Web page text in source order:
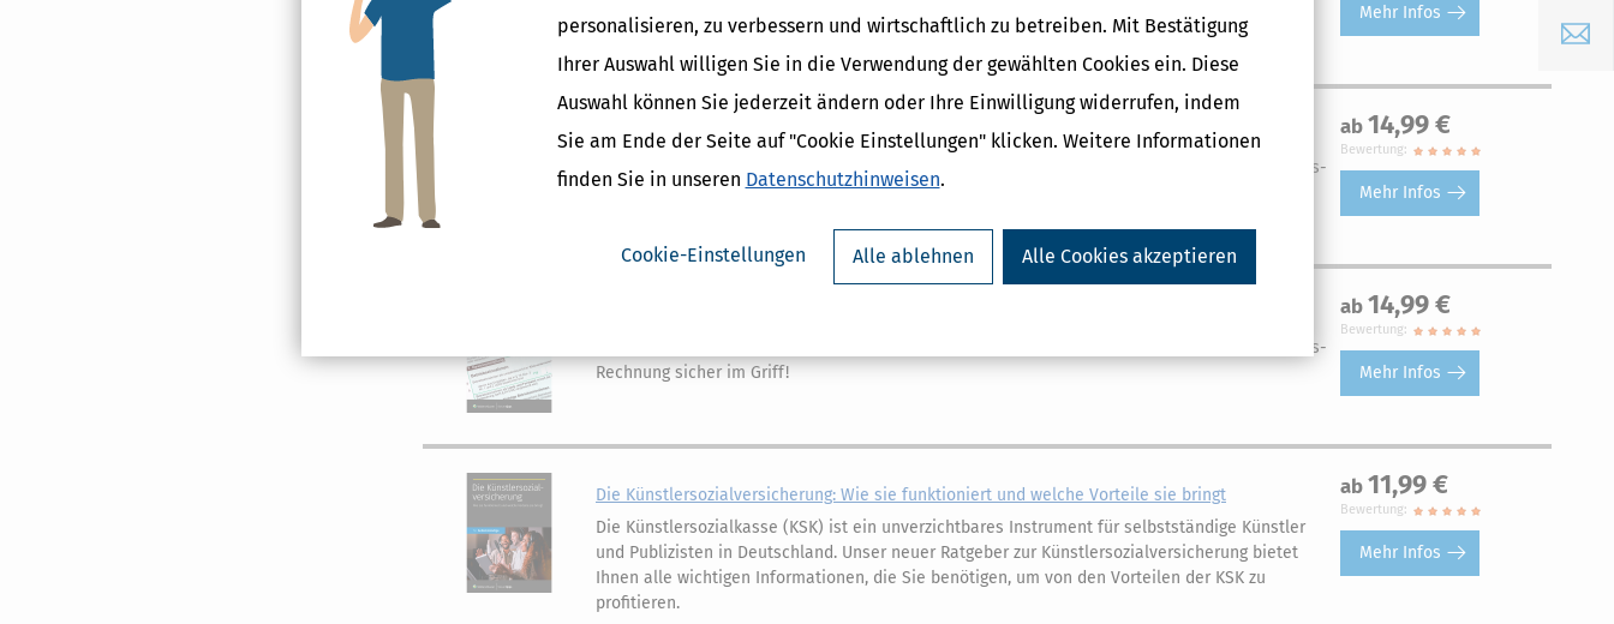
personalisieren, zu verbessern und wirtschaftlich zu betreiben. Mit Bestätigung
Ihrer Auswahl willigen Sie in die Verwendung der gewählten Cookies ein. Diese
Auswahl können Sie jederzeit ändern oder Ihre Einwilligung widerrufen, indem
Sie am Ende der Seite auf "Cookie Einstellungen" klicken. Weitere Informationen
finden Sie in unseren Datenschutzhinweisen.
Cookie-Einstellungen Alle ablehnen Alle Cookies akzeptieren
E-Mail
das Steuerjahr für den betrieblichen und privaten Bereich.
Mehr Infos
Gewinnermittlung: Ausfülltipps und Musterfall zur EÜR für 2025
Mit unserm Ratgeber haben Sie Ihre Gewinnermittlung im Rahmen der Einnahmen-Überschuss-
Rechnung sicher im Griff!
ab 14,99 €
Bewertung:
Mehr Infos
Mit unserm Ratgeber haben Sie Ihre Gewinnermittlung im Rahmen der Einnahmen-Überschuss-
Rechnung sicher im Griff!
ab 14,99 €
Bewertung:
Mehr Infos
Die Künstlersozialversicherung: Wie sie funktioniert und welche Vorteile sie bringt
Die Künstlersozialkasse (KSK) ist ein unverzichtbares Instrument für selbstständige Künstler
und Publizisten in Deutschland. Unser neuer Ratgeber zur Künstlersozialversicherung bietet
Ihnen alle wichtigen Informationen, die Sie benötigen, um von den Vorteilen der KSK zu
profitieren.
ab 11,99 €
Bewertung:
Mehr Infos